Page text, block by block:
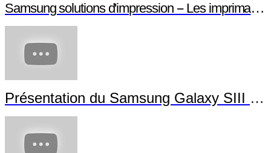
Samsung solutions d'impression -- Les imprimantes NFC
Présentation du Samsung Galaxy SIII Mini